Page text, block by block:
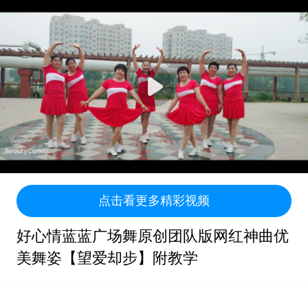
点击看更多精彩视频
好心情蓝蓝广场舞原创团队版网红神曲优
美舞姿【望爱却步】附教学